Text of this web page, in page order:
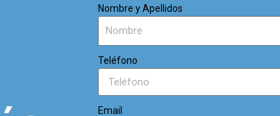
Nombre y Apellidos
Teléfono
Email